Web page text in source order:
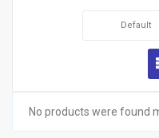
Default
No products were found